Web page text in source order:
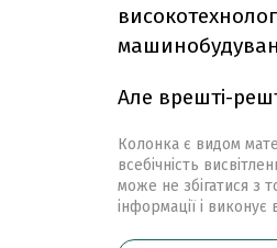
Але врешті-
Колонка є видом
всебічність
може не збігатися з
інформації і